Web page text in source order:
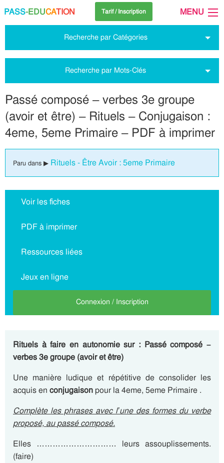
PASS-EDUCATION Tarif / Inscription MENU
Recherche par Catégories
Recherche par Mots-Clés
Passé composé – verbes 3e groupe
(avoir et être) – Rituels – Conjugaison :
4eme, 5eme Primaire – PDF à imprimer
Paru dans ▶ Rituels - Être Avoir : 5eme Primaire
Voir les fiches
PDF à imprimer
Ressources liées
Jeux en ligne
Connexion / Inscription
Rituels à faire en autonomie sur : Passé composé –
verbes 3e groupe (avoir et être)
Une manière ludique et répétitive de consolider les
acquis en conjugaisonpour la 4eme, 5eme Primaire .
Complète les phrases avec l’une des formes du verbe
proposé, aupassé composé.
Elles ………………………… leurs assouplissements.
(faire)